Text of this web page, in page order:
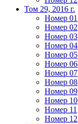
Том 29, 2016 г.
Номер 01
Номер 02
Номер 03
Номер 04
Номер 05
Номер 06
Номер 07
Номер 08
Номер 09
Номер 10
Номер 11
Номер 12